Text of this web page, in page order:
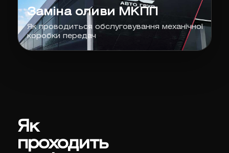
Заміна оливи МКПП
Як проводиться обслуговування механічної
коробки передач
Як
проходить